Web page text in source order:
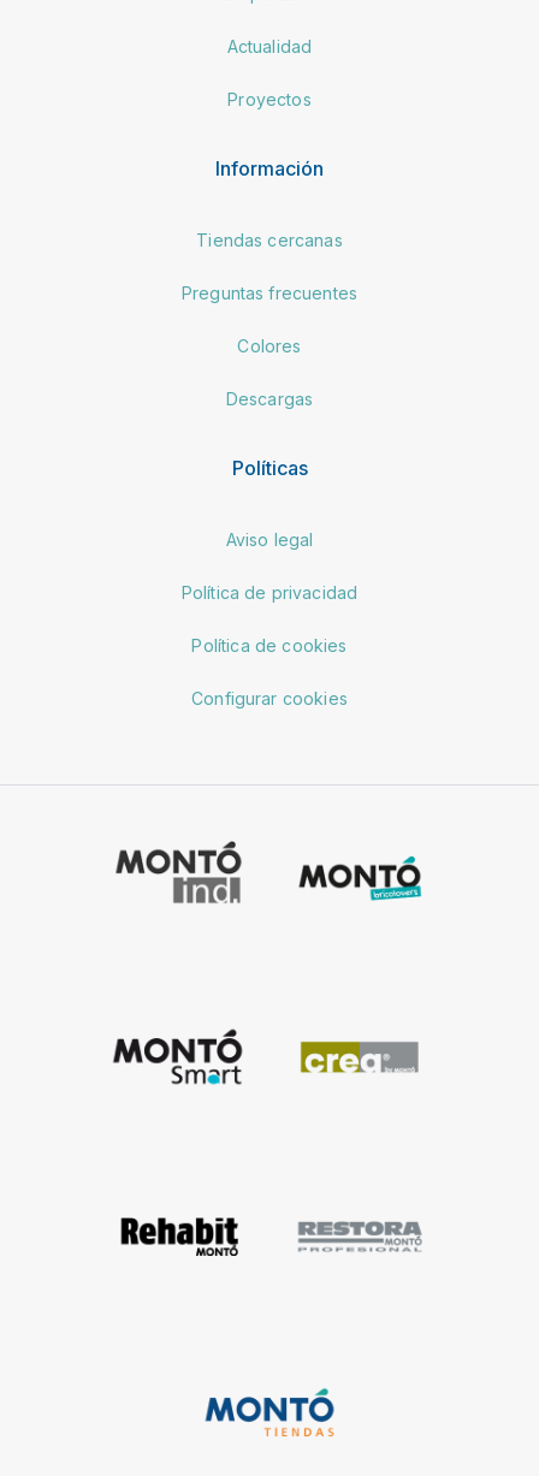
Actualidad
Proyectos
Información
Tiendas cercanas
Preguntas frecuentes
Colores
Descargas
Políticas
Aviso legal
Política de privacidad
Política de cookies
Configurar cookies